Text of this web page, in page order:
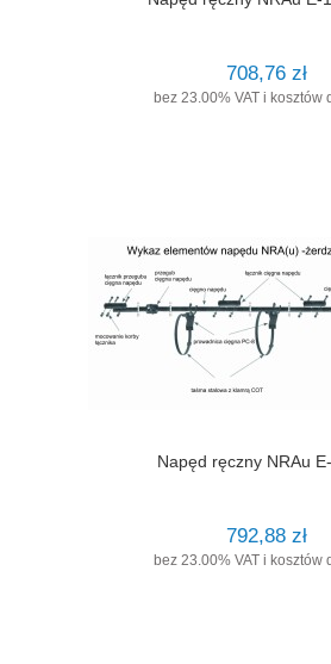
708,76 zł
bez 23.00% VAT i kosztów
Napęd ręczny NRAu
792,88 zł
bez 23.00% VAT i kosztów